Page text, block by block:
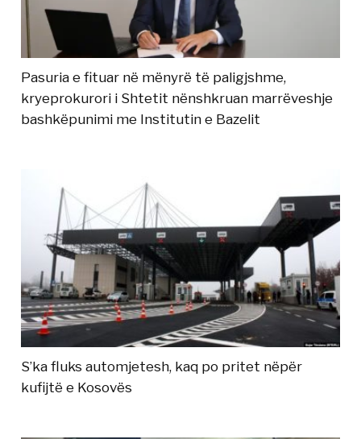
Pasuria e fituar në mënyrë të paligjshme,
kryeprokurori i Shtetit nënshkruan marrëveshje
bashkëpunimi me Institutin e Bazelit
S’ka fluks automjetesh, kaq po pritet nëpër
kufijtë e Kosovës